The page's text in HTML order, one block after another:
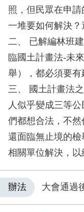
照，但民眾在申
一堆要如何解決？
二、 已解編林班
臨國土計畫法-未
舉），都必須要有
三、 國土計畫法
人似乎變成三等
們都想合法，不
還面臨無止境的
相關單位解決，以
辦法 大會通過